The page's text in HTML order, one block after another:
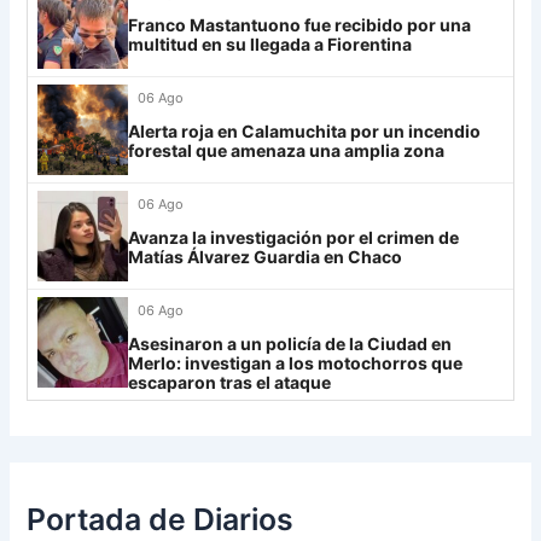
Lanús
Always Ready
Grupo H
IDV
Rosario Central
UCV FC
Libertad
29 Aldosivi
30 Estudiantes RC 19 -21
Franco Mastantuono fue recibido por una
multitud en su llegada a Fiorentina
06 Ago
Alerta roja en Calamuchita por un incendio
forestal que amenaza una amplia zona
06 Ago
Avanza la investigación por el crimen de
Matías Álvarez Guardia en Chaco
06 Ago
Asesinaron a un policía de la Ciudad en
Merlo: investigan a los motochorros que
escaparon tras el ataque
Portada de Diarios